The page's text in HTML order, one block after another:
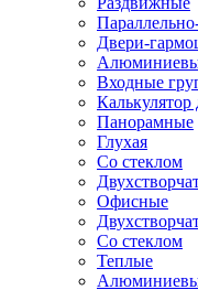
Двери-
Входные
Калькулятор
Панорамные
Глухая
Со стеклом
Офисные
Со стеклом
Теплые